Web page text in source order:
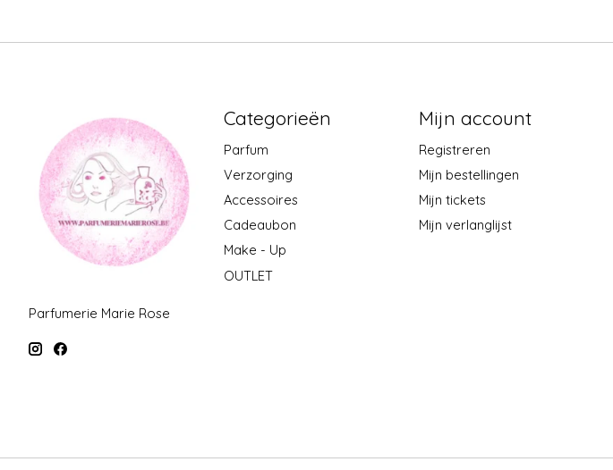
Parfumerie Marie Rose
Categorieën
Parfum
Verzorging
Accessoires
Cadeaubon
Make - Up
OUTLET
Mijn account
Registreren
Mijn bestellingen
Mijn tickets
Mijn verlanglijst